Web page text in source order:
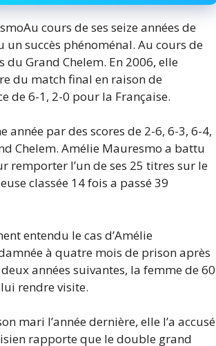
cours de ses seize années de
succès phénoménal. Au cours de
Grand Chelem. En 2006, elle
du match final en raison de
de 6-1, 2-0 pour la Française.
par des scores de 2-6, 6-3, 6-4,
Chelem. Amélie Mauresmo a battu
remporter l’un de ses 25 titres sur le
classée 14 fois a passé 39
entendu le cas d’Amélie
à quatre mois de prison après
années suivantes, la femme de 60
rendre visite.
mari l’année dernière, elle l’a accusé
rapporte que le double grand